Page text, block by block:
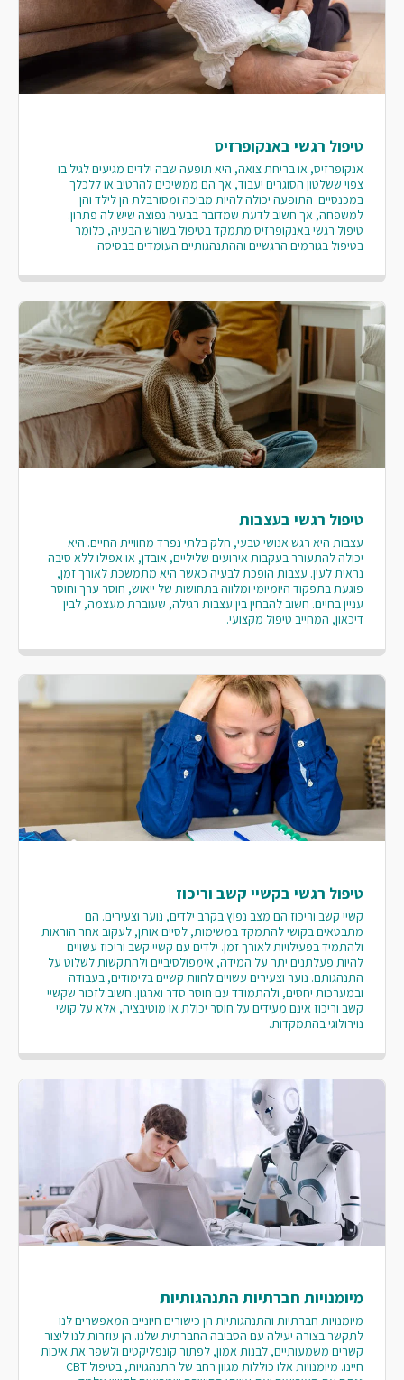
טיפול רגשי באנקופרזיס
אנקופרזיס, או בריחת צואה, היא תופעה שבה ילדים מגיעים לגיל בו
צפוי ששלטון הסוגרים יעבוד, אך הם ממשיכים להרטיב או ללכלך
במכנסיים. התופעה יכולה להיות מביכה ומסורבלת הן לילד והן
למשפחה, אך חשוב לדעת שמדובר בבעיה נפוצה שיש לה פתרון.
טיפול רגשי באנקופרזיס מתמקד בטיפול בשורש הבעיה, כלומר
בטיפול בגורמים הרגשיים וההתנהגותיים העומדים בבסיסה.
טיפול רגשי בעצבות
עצבות היא רגש אנושי טבעי, חלק בלתי נפרד מחוויית החיים. היא
יכולה להתעורר בעקבות אירועים שליליים, אובדן, או אפילו ללא סיבה
נראית לעין. עצבות הופכת לבעיה כאשר היא מתמשכת לאורך זמן,
פוגעת בתפקוד היומיומי ומלווה בתחושות של ייאוש, חוסר ערך וחוסר
עניין בחיים. חשוב להבחין בין עצבות רגילה, שעוברת מעצמה, לבין
דיכאון, המחייב טיפול מקצועי.
טיפול רגשי בקשיי קשב וריכוז
קשיי קשב וריכוז הם מצב נפוץ בקרב ילדים, נוער וצעירים. הם
מתבטאים בקושי להתמקד במשימות, לסיים אותן, לעקוב אחר הוראות
ולהתמיד בפעילויות לאורך זמן. ילדים עם קשיי קשב וריכוז עשויים
להיות פעלתנים יתר על המידה, אימפולסיביים ולהתקשות לשלוט על
התנהגותם. נוער וצעירים עשויים לחוות קשיים בלימודים, בעבודה
ובמערכות יחסים, ולהתמודד עם חוסר סדר וארגון. חשוב לזכור שקשיי
קשב וריכוז אינם מעידים על חוסר יכולת או מוטיבציה, אלא על קושי
נוירולוגי בהתמקדות.
מיומנויות חברתיות התנהגותיות
מיומנויות חברתיות והתנהגותיות הן כישורים חיוניים המאפשרים לנו
לתקשר בצורה יעילה עם הסביבה החברתית שלנו. הן עוזרות לנו ליצור
קשרים משמעותיים, לבנות אמון, לפתור קונפליקטים ולשפר את איכות
חיינו. מיומנויות אלו כוללות מגוון רחב של התנהגויות, בטיפול CBT